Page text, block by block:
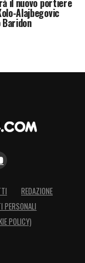
Coppa,
e poi
difficile da
dalla
stato il
da
notte
modo
il nuovo portiere
Alajbegovic
Baridon
REDAZIONE
PERSONALI
POLICY)